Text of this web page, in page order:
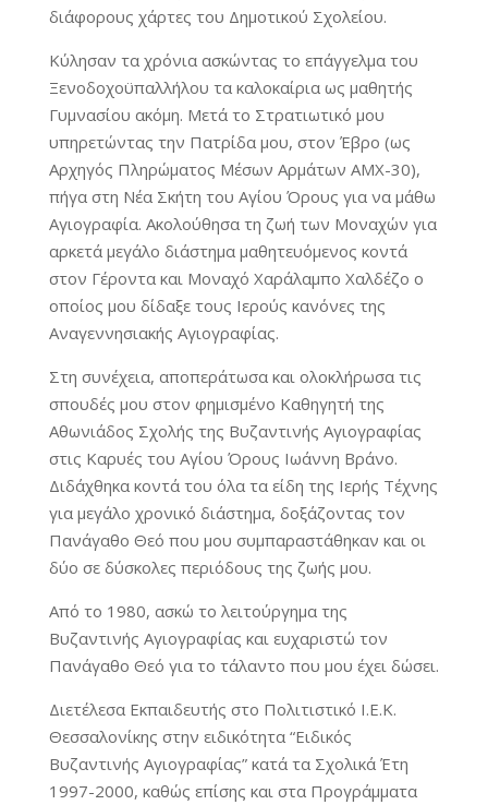
διάφορους χάρτες του Δημοτικού Σχολείου.
Κύλησαν τα χρόνια ασκώντας το επάγγελμα του
Ξενοδοχοϋπαλλήλου τα καλοκαίρια ως μαθητής
Γυμνασίου ακόμη. Μετά το Στρατιωτικό μου
υπηρετώντας την Πατρίδα μου, στον Έβρο (ως
Αρχηγός Πληρώματος Μέσων Αρμάτων ΑΜΧ-30),
πήγα στη Νέα Σκήτη του Αγίου Όρους για να μάθω
Αγιογραφία. Ακολούθησα τη ζωή των Μοναχών για
αρκετά μεγάλο διάστημα μαθητευόμενος κοντά
στον Γέροντα και Μοναχό Χαράλαμπο Χαλδέζο ο
οποίος μου δίδαξε τους Ιερούς κανόνες της
Αναγεννησιακής Αγιογραφίας.
Στη συνέχεια, αποπεράτωσα και ολοκλήρωσα τις
σπουδές μου στον φημισμένο Καθηγητή της
Αθωνιάδος Σχολής της Βυζαντινής Αγιογραφίας
στις Καρυές του Αγίου Όρους Ιωάννη Βράνο.
Διδάχθηκα κοντά του όλα τα είδη της Ιερής Τέχνης
για μεγάλο χρονικό διάστημα, δοξάζοντας τον
Πανάγαθο Θεό που μου συμπαραστάθηκαν και οι
δύο σε δύσκολες περιόδους της ζωής μου.
Από το 1980, ασκώ το λειτούργημα της
Βυζαντινής Αγιογραφίας και ευχαριστώ τον
Πανάγαθο Θεό για το τάλαντο που μου έχει δώσει.
Διετέλεσα Εκπαιδευτής στο Πολιτιστικό Ι.Ε.Κ.
Θεσσαλονίκης στην ειδικότητα “Ειδικός
Βυζαντινής Αγιογραφίας” κατά τα Σχολικά Έτη
1997-2000, καθώς επίσης και στα Προγράμματα